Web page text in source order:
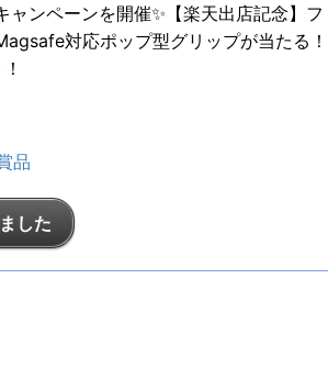
ャンペーンを開催✨【楽天出店記念】フ
対応ポップ型グリップが当たる！
品
した